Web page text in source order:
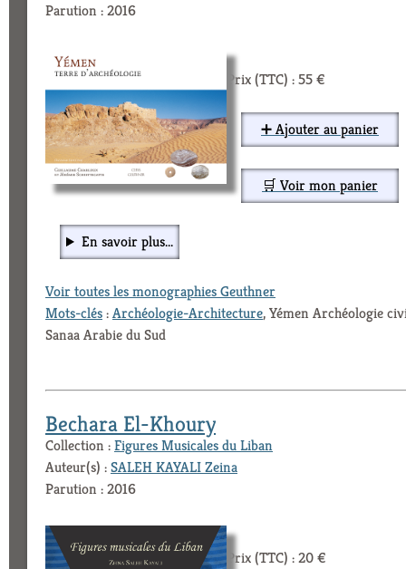
Parution : 2016
Prix (TTC) : 55 €
➕ Ajouter au panier
🛒 Voir mon panier
En savoir plus...
Voir toutes les monographies Geuthner
Mots-clés:Archéologie-Architecture, Yémen Archéologie
Sanaa Arabie du Sud
Bechara El-Khoury
Collection :Figures Musicales du Liban
Auteur(s) :SALEH KAYALI Zeina
Parution : 2016
Prix (TTC) : 20 €